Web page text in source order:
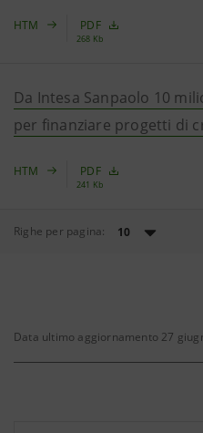
HTM PDF
268 Kb
Da Intesa Sanpaolo 10
per finanziare progetti di
HTM PDF
241 Kb
Righe per pagina: 10
Data ultimo aggiornamento 27